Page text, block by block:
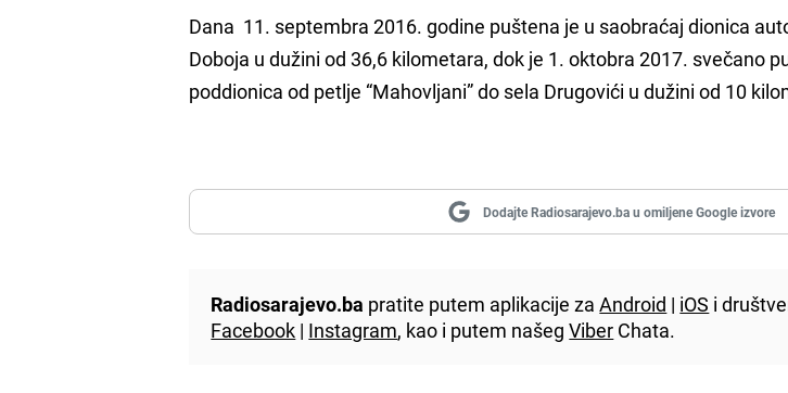
Dana 11. septembra 2016. godine puštena je u saobraćaj dionica
Doboja u dužini od 36,6 kilometara, dok je 1. oktobra 2017. svečano
poddionica od petlje “Mahovljani” do sela Drugovići u dužini od 10
Dodajte Radiosarajevo.ba u omiljene Google izvore
Radiosarajevo.ba pratite putem aplikacije zaAndroid | iOS i
Facebook | Instagram, kao i putem našegViber Chata.